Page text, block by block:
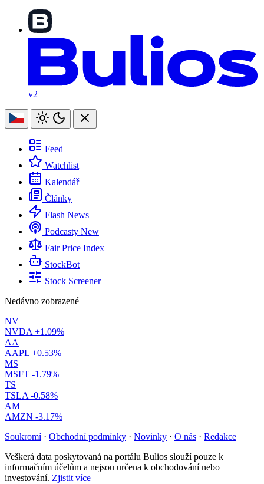
v2
Feed
Watchlist
Kalendář
Články
Flash News
Podcasty New
Fair Price Index
StockBot
Stock Screener
Nedávno zobrazené
NV
NVDA +1.09%
AA
AAPL +0.53%
MS
MSFT -1.79%
TS
TSLA -0.58%
AM
AMZN -3.17%
Soukromí · Obchodní podmínky · Novinky · O nás · Redakce
Veškerá data poskytovaná na portálu Bulios slouží pouze k
informačním účelům a nejsou určena k obchodování nebo
investování. Zjistit více